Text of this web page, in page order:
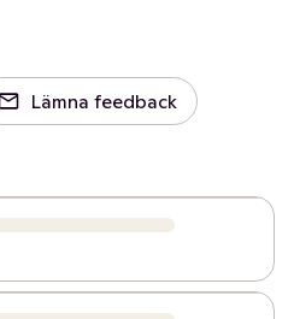
Lämna feedback